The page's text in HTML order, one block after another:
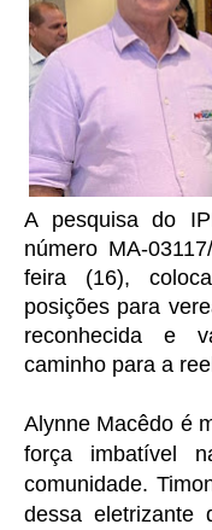
A pesquisa do
número MA-
feira (16),
posições para
reconhecida e
caminho para a
Alynne Macêdo é
força imbatível
comunidade.
dessa eletrizante